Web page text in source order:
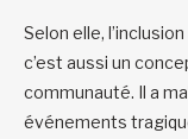
Selon elle,
c’est aussi un
communauté. Il a
événements